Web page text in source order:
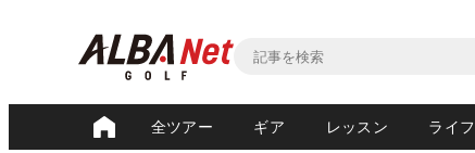
全ツアー ギア レッスン ライフ